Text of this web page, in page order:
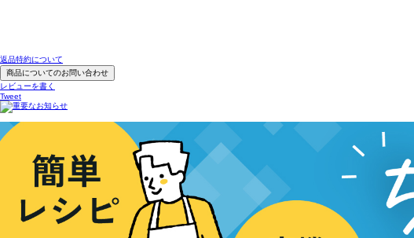
返品特約について
商品についてのお問い合わせ
レビューを書く
Tweet